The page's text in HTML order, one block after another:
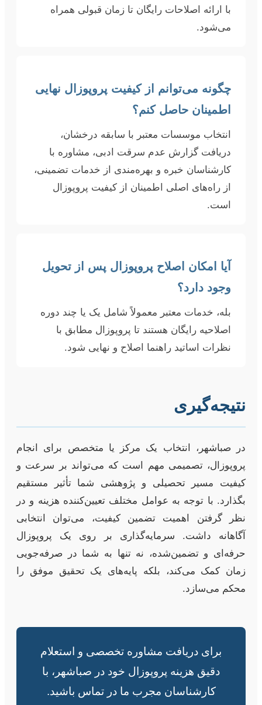
با ارائه اصلاحات رایگان تا زمان قبولی همراه
می‌شود.
چگونه می‌توانم از کیفیت پروپوزال نهایی
اطمینان حاصل کنم؟
انتخاب موسسات معتبر با سابقه درخشان،
دریافت گزارش عدم سرقت ادبی، مشاوره با
کارشناسان خبره و بهره‌مندی از خدمات تضمینی،
از راه‌های اصلی اطمینان از کیفیت پروپوزال
است.
آیا امکان اصلاح پروپوزال پس از تحویل
وجود دارد؟
بله، خدمات معتبر معمولاً شامل یک یا چند دوره
اصلاحیه رایگان هستند تا پروپوزال مطابق با
نظرات اساتید راهنما اصلاح و نهایی شود.
نتیجه‌گیری
در صباشهر، انتخاب یک مرکز یا متخصص برای انجام
پروپوزال، تصمیمی مهم است که می‌تواند بر سرعت و
کیفیت مسیر تحصیلی و پژوهشی شما تأثیر مستقیم
بگذارد. با توجه به عوامل مختلف تعیین‌کننده هزینه و در
نظر گرفتن اهمیت تضمین کیفیت، می‌توان انتخابی
آگاهانه داشت. سرمایه‌گذاری بر روی یک پروپوزال
حرفه‌ای و تضمین‌شده، نه تنها به شما در صرفه‌جویی
زمان کمک می‌کند، بلکه پایه‌های یک تحقیق موفق را
محکم می‌سازد.
برای دریافت مشاوره تخصصی و استعلام
دقیق هزینه پروپوزال خود در صباشهر، با
کارشناسان مجرب ما در تماس باشید.